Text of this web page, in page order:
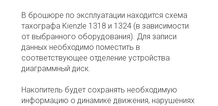
В брошюре по эксплуатации находится схема
тахографа Kienzle 1318 и 1324 (в зависимости
от выбранного оборудования). Для записи
данных необходимо поместить в
соответствующее отделение устройства
диаграммный диск.
Накопитель будет сохранять необходимую
информацию о динамике движения, нарушениях